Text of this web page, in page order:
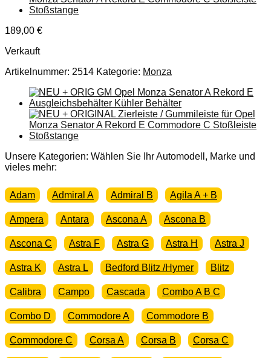
189,00 €
Verkauft
Artikelnummer: 2514 Kategorie: Monza
Unsere Kategorien: Wählen Sie Ihr Automodell, Marke und
vieles mehr:
Adam Admiral A Admiral B Agila A + B
Ampera Antara Ascona A Ascona B
Ascona C Astra F Astra G Astra H Astra J
Astra K Astra L Bedford Blitz /Hymer Blitz
Calibra Campo Cascada Combo A B C
Combo D Commodore A Commodore B
Commodore C Corsa A Corsa B Corsa C